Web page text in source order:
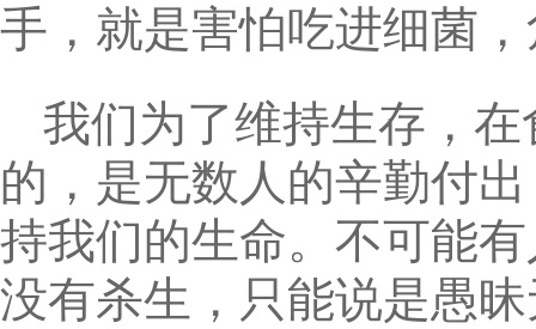
手，就是害怕吃进细菌
我们为了维持生存，
的，是无数人的辛勤付
持我们的生命。不可能
没有杀生，只能说是愚